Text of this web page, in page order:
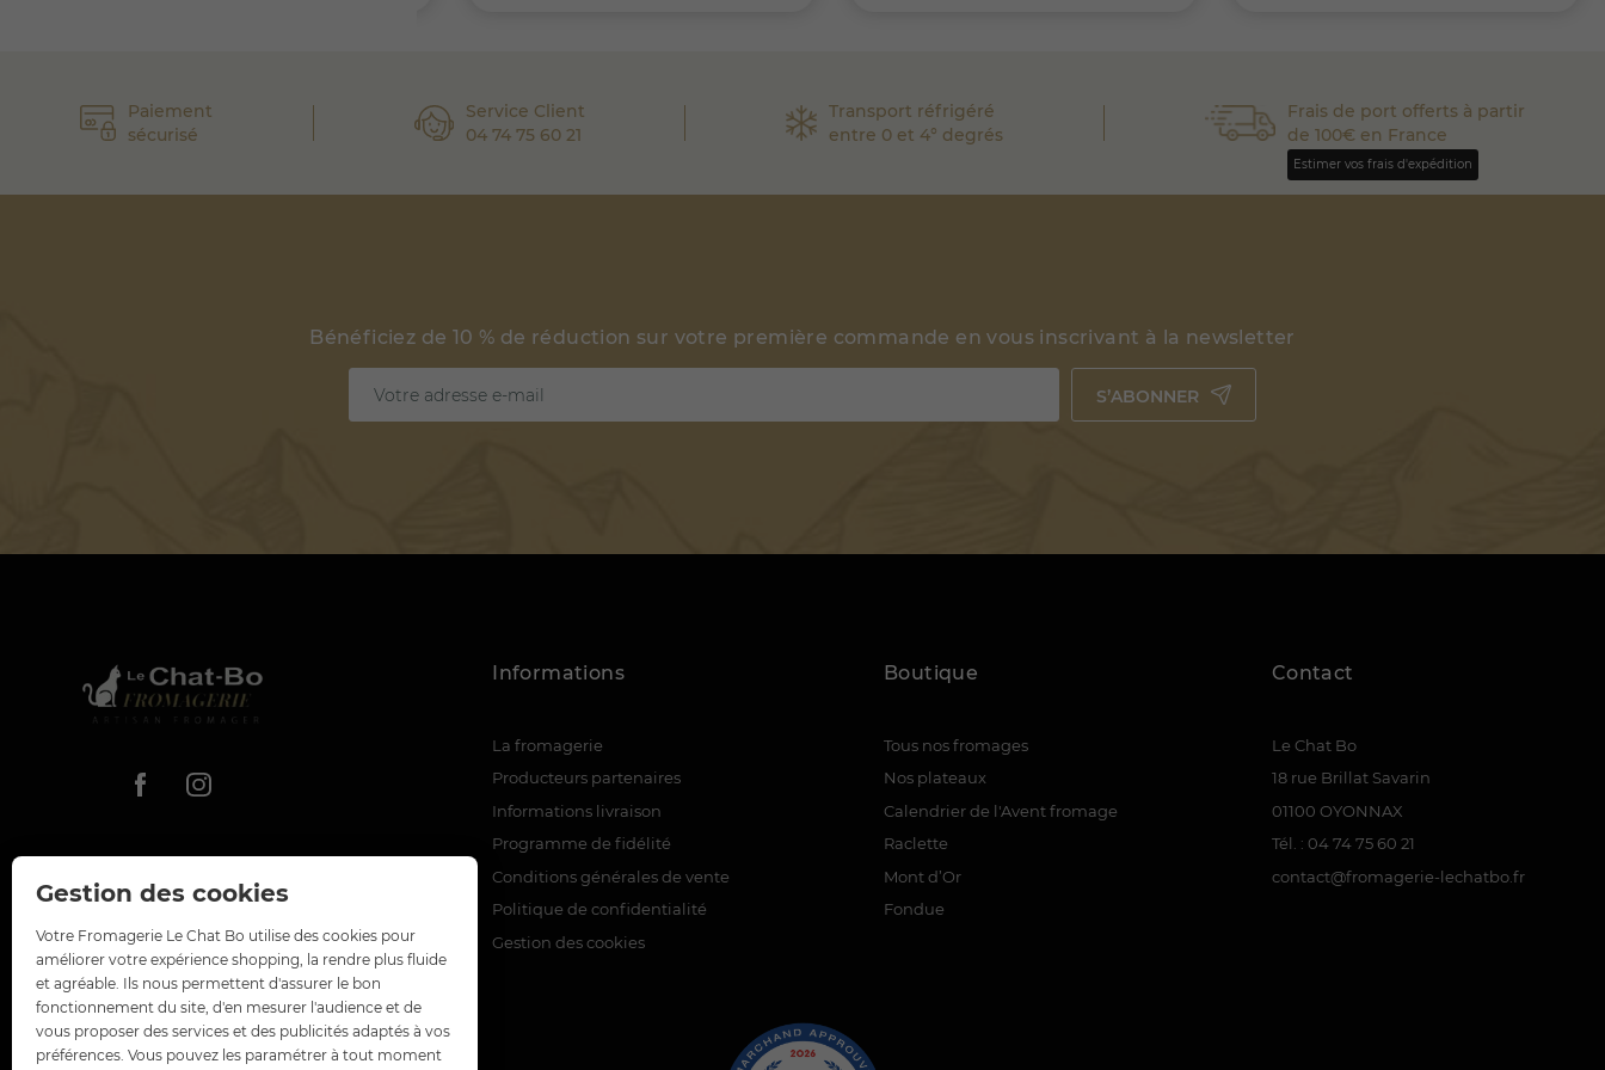
Gestion des cookies
Votre Fromagerie Le Chat Bo utilise des cookies pour
améliorer votre expérience shopping, la rendre plus fluide
et agréable. Ils nous permettent d'assurer le bon
fonctionnement du site, d'en mesurer l'audience et de
vous proposer des services et des publicités adaptés à vos
préférences. Vous pouvez les paramétrer à tout moment
Paiement
sécurisé
Service Client
04 74 75 60 21
Transport réfrigéré
entre 0 et 4° degrés
Frais de port offerts à partir
de 100€ en France
Estimer vos frais d'expédition
Bénéficiez de 10 % de réduction sur votre première commande en vous inscrivant à la newsletter
S’ABONNER
Informations
La fromagerie
Producteurs partenaires
Informations livraison
Programme de fidélité
Conditions générales de vente
Politique de confidentialité
Gestion des cookies
Boutique
Tous nos fromages
Nos plateaux
Calendrier de l'Avent fromage
Raclette
Mont d’Or
Fondue
Contact
Le Chat Bo
18 rue Brillat Savarin
01100 OYONNAX
Tél. : 04 74 75 60 21
contact@fromagerie-lechatbo.fr